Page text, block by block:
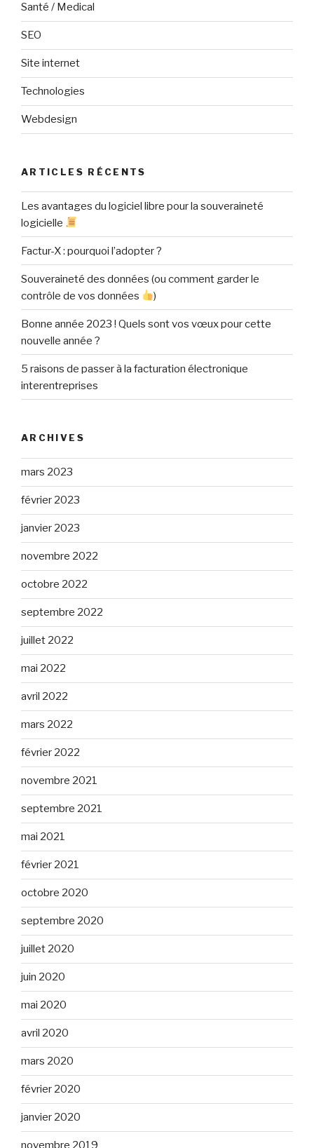
Santé / Medical
SEO
Site internet
Technologies
Webdesign
ARTICLES RÉCENTS
Les avantages du logiciel libre pour la souveraineté
logicielle
Factur-X : pourquoi l’adopter ?
Souveraineté des données (ou comment garder le
contrôle de vos données
)
Bonne année 2023 ! Quels sont vos vœux pour cette
nouvelle année ?
5 raisons de passer à la facturation électronique
interentreprises
ARCHIVES
mars 2023
février 2023
janvier 2023
novembre 2022
octobre 2022
septembre 2022
juillet 2022
mai 2022
avril 2022
mars 2022
février 2022
novembre 2021
septembre 2021
mai 2021
février 2021
octobre 2020
septembre 2020
juillet 2020
juin 2020
mai 2020
avril 2020
mars 2020
février 2020
janvier 2020
novembre 2019